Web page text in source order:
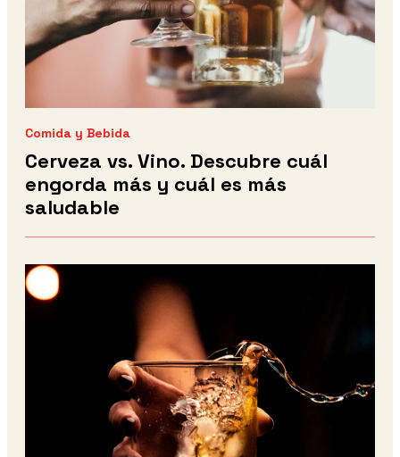
Comida y Bebida
Cerveza vs. Vino. Descubre cuál
engorda más y cuál es más
saludable